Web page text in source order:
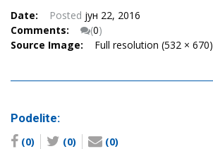
Date: Posted јун 22, 2016
Comments:
(0)
Source Image:
Full resolution (532 × 670)
Podelite:
(0) (0) (0)